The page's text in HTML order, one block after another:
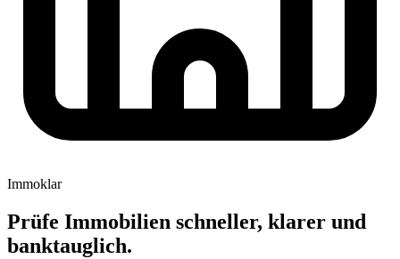
Immoklar
Prüfe Immobilien schneller, klarer und
banktauglich.